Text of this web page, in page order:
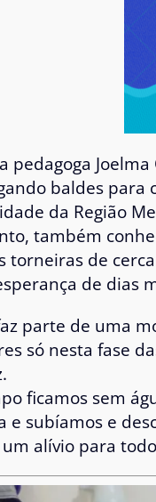
pedagoga
baldes para
da Região
também
torneiras de
de dias
parte de uma
só nesta fase
ficamos sem
subíamos e
alívio para